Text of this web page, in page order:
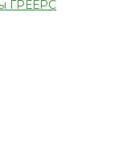
ГРЕЕРС